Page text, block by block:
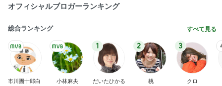
オフィシャルブロガーランキング
総合ランキング すべて見る
市川團十郎白
小林麻央
1
だいたひかる
2
桃
3
クロ